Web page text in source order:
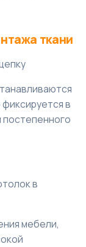
ткани
в
мебели,